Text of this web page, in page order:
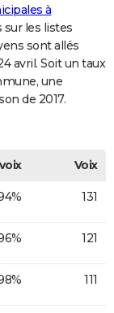
à
sur les listes
sont allés
avril. Soit un taux
une
de 2017.
Voix
131
121
111